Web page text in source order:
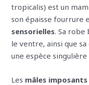
tropicalis) est un
son épaisse fourrure
sensorielles. Sa robe
le ventre, ainsi que
une espèce
Les mâles imposants